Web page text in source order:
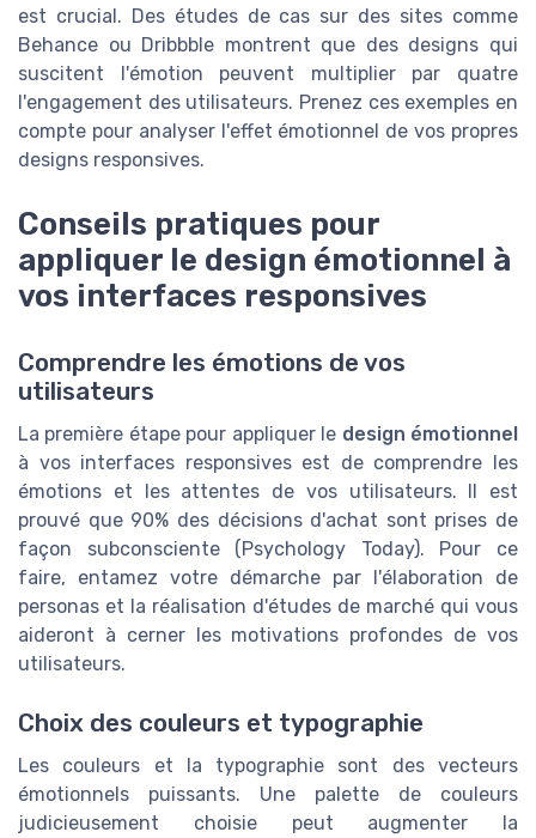
est crucial. Des études de cas sur des sites comme
Behance ou Dribbble montrent que des designs qui
suscitent l'émotion peuvent multiplier par quatre
l'engagement des utilisateurs. Prenez ces exemples en
compte pour analyser l'effet émotionnel de vos propres
designs responsives.
Conseils pratiques pour
appliquer le design émotionnel à
vos interfaces responsives
Comprendre les émotions de vos
utilisateurs
La première étape pour appliquer le design émotionnel
à vos interfaces responsives est de comprendre les
émotions et les attentes de vos utilisateurs. Il est
prouvé que 90% des décisions d'achat sont prises de
façon subconsciente (Psychology Today). Pour ce
faire, entamez votre démarche par l'élaboration de
personas et la réalisation d'études de marché qui vous
aideront à cerner les motivations profondes de vos
utilisateurs.
Choix des couleurs et typographie
Les couleurs et la typographie sont des vecteurs
émotionnels puissants. Une palette de couleurs
judicieusement choisie peut augmenter la